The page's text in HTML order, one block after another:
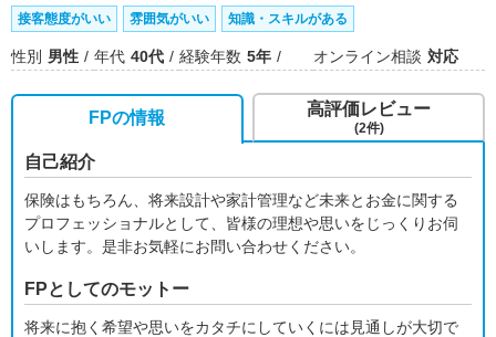
接客態度がいい 雰囲気がいい 知識・スキルがある
性別 男性 年代 40代 経験年数 5年 オンライン相談 対応
FPの情報
自己紹介
保険はもちろん、将来設計や家計管理など未来とお金に関する
プロフェッショナルとして、皆様の理想や思いをじっくりお伺
いします。是非お気軽にお問い合わせください。
FPとしてのモットー
将来に抱く希望や思いをカタチにしていくには見通しが大切で
高評価レビュー
(2件)